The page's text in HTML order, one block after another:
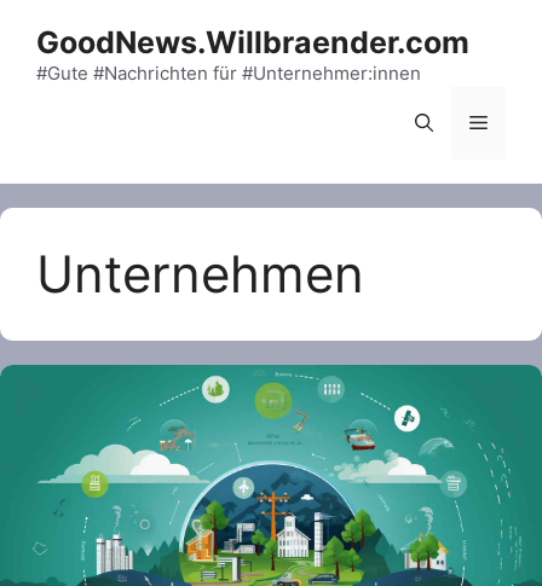
content
GoodNews.Willbraender.com
#Gute #Nachrichten für #Unternehmer:innen
Menu
Unternehmen